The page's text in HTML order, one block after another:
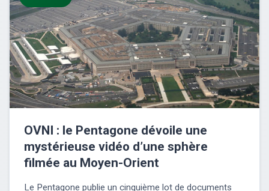
OVNI : le Pentagone dévoile une
mystérieuse vidéo d’une sphère
filmée au Moyen-Orient
Le Pentagone publie un cinquième lot de documents